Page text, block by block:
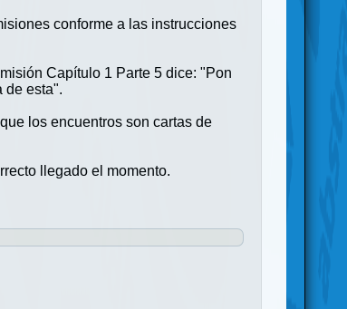
conforme a las instrucciones
Capítulo 1 Parte 5 dice: "Pon
de esta".
los encuentros son cartas de
llegado el momento.